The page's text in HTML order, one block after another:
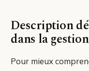
Description
dans la
Pour mieux